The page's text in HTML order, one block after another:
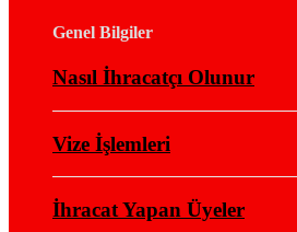
Genel Bilgiler
Nasıl İhracatçı Olunur
Vize İşlemleri
İhracat Yapan Üyeler